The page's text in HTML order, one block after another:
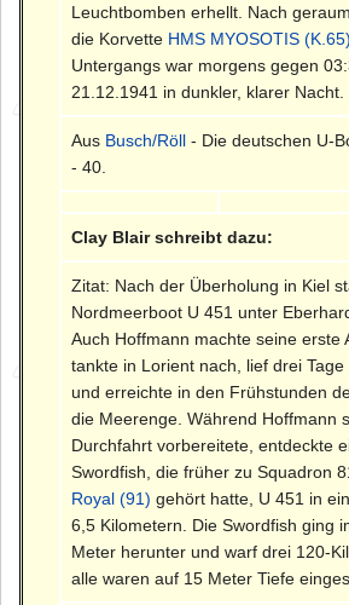
Leuchtbomben erhellt. Nach
die Korvette HMS MYOSOTIS (K.65)
Untergangs war morgens gegen
21.12.1941 in dunkler, klarer Nacht.
Aus Busch/Röll - Die deutschen U-
- 40.
Clay Blair schreibt dazu:
Zitat: Nach der Überholung in Kiel
Nordmeerboot U 451 unter
Auch Hoffmann machte seine erste
tankte in Lorient nach, lief drei
und erreichte in den Frühstunden
die Meerenge. Während Hoffmann
Durchfahrt vorbereitete, entdeckte
Swordfish, die früher zu Squadron
Royal (91) gehört hatte, U 451 in
6,5 Kilometern. Die Swordfish ging
Meter herunter und warf drei 120-
alle waren auf 15 Meter Tiefe